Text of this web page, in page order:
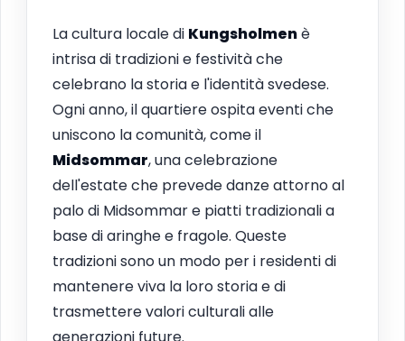
La cultura locale di Kungsholmenè
intrisa di tradizioni e festività che
celebrano la storia e l'identità svedese.
Ogni anno, il quartiere ospita eventi che
uniscono la comunità, come il
Midsommar, una celebrazione
dell'estate che prevede danze attorno al
palo di Midsommar e piatti tradizionali a
base di aringhe e fragole. Queste
tradizioni sono un modo per i residenti di
mantenere viva la loro storia e di
trasmettere valori culturali alle